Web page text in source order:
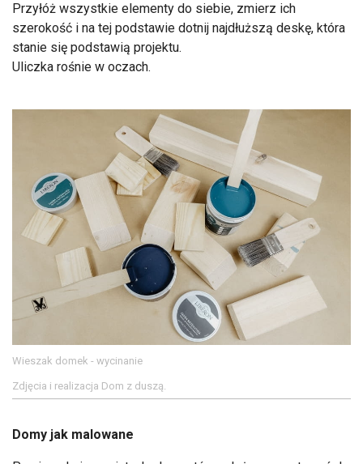
Przyłóż wszystkie elementy do siebie, zmierz ich
szerokość i na tej podstawie dotnij najdłuższą deskę, która
stanie się podstawią projektu.
Uliczka rośnie w oczach.
Wieszak domek - wycinanie
Zdjęcia i realizacja Dom z duszą.
Domy jak malowane